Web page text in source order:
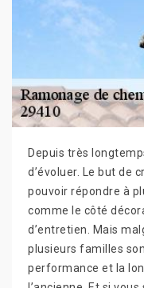
Depuis très
d’évoluer. Le but de
pouvoir répondre à
comme le côté
d’entretien. Mais
plusieurs familles
performance et la